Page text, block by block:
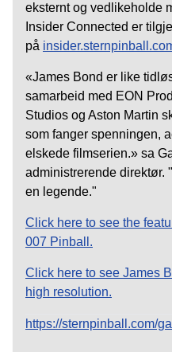
eksternt og vedlikeholde
Insider Connected er
på
«James Bond er like
samarbeid med EON
Studios og Aston Martin
som fanger spenningen,
elskede filmserien.» sa
administrerende direktør.
en legende."
Click here to see the
007 Pinball.
Click here to see James
high resolution.
https://sternpinball.com/